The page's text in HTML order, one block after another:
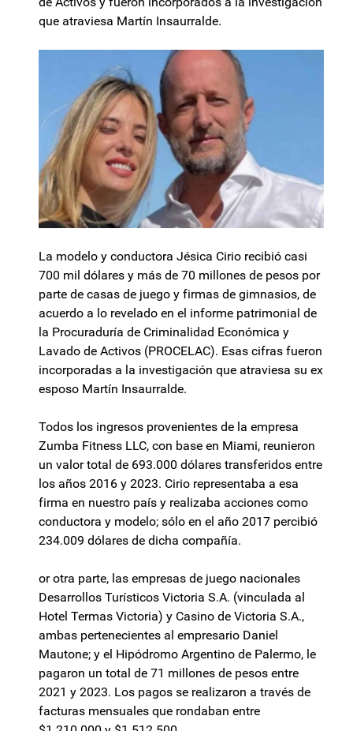
que atraviesa Martín Insaurralde.
La modelo y conductora Jésica Cirio recibió casi
700 mil dólares y más de 70 millones de pesos por
parte de casas de juego y firmas de gimnasios, de
acuerdo a lo revelado en el informe patrimonial de
la Procuraduría de Criminalidad Económica y
Lavado de Activos (PROCELAC). Esas cifras fueron
incorporadas a la investigación que atraviesa su ex
esposo Martín Insaurralde.
Todos los ingresos provenientes de la empresa
Zumba Fitness LLC, con base en Miami, reunieron
un valor total de 693.000 dólares transferidos entre
los años 2016 y 2023. Cirio representaba a esa
firma en nuestro país y realizaba acciones como
conductora y modelo; sólo en el año 2017 percibió
234.009 dólares de dicha compañía.
or otra parte, las empresas de juego nacionales
Desarrollos Turísticos Victoria S.A. (vinculada al
Hotel Termas Victoria) y Casino de Victoria S.A.,
ambas pertenecientes al empresario Daniel
Mautone; y el Hipódromo Argentino de Palermo, le
pagaron un total de 71 millones de pesos entre
2021 y 2023. Los pagos se realizaron a través de
facturas mensuales que rondaban entre